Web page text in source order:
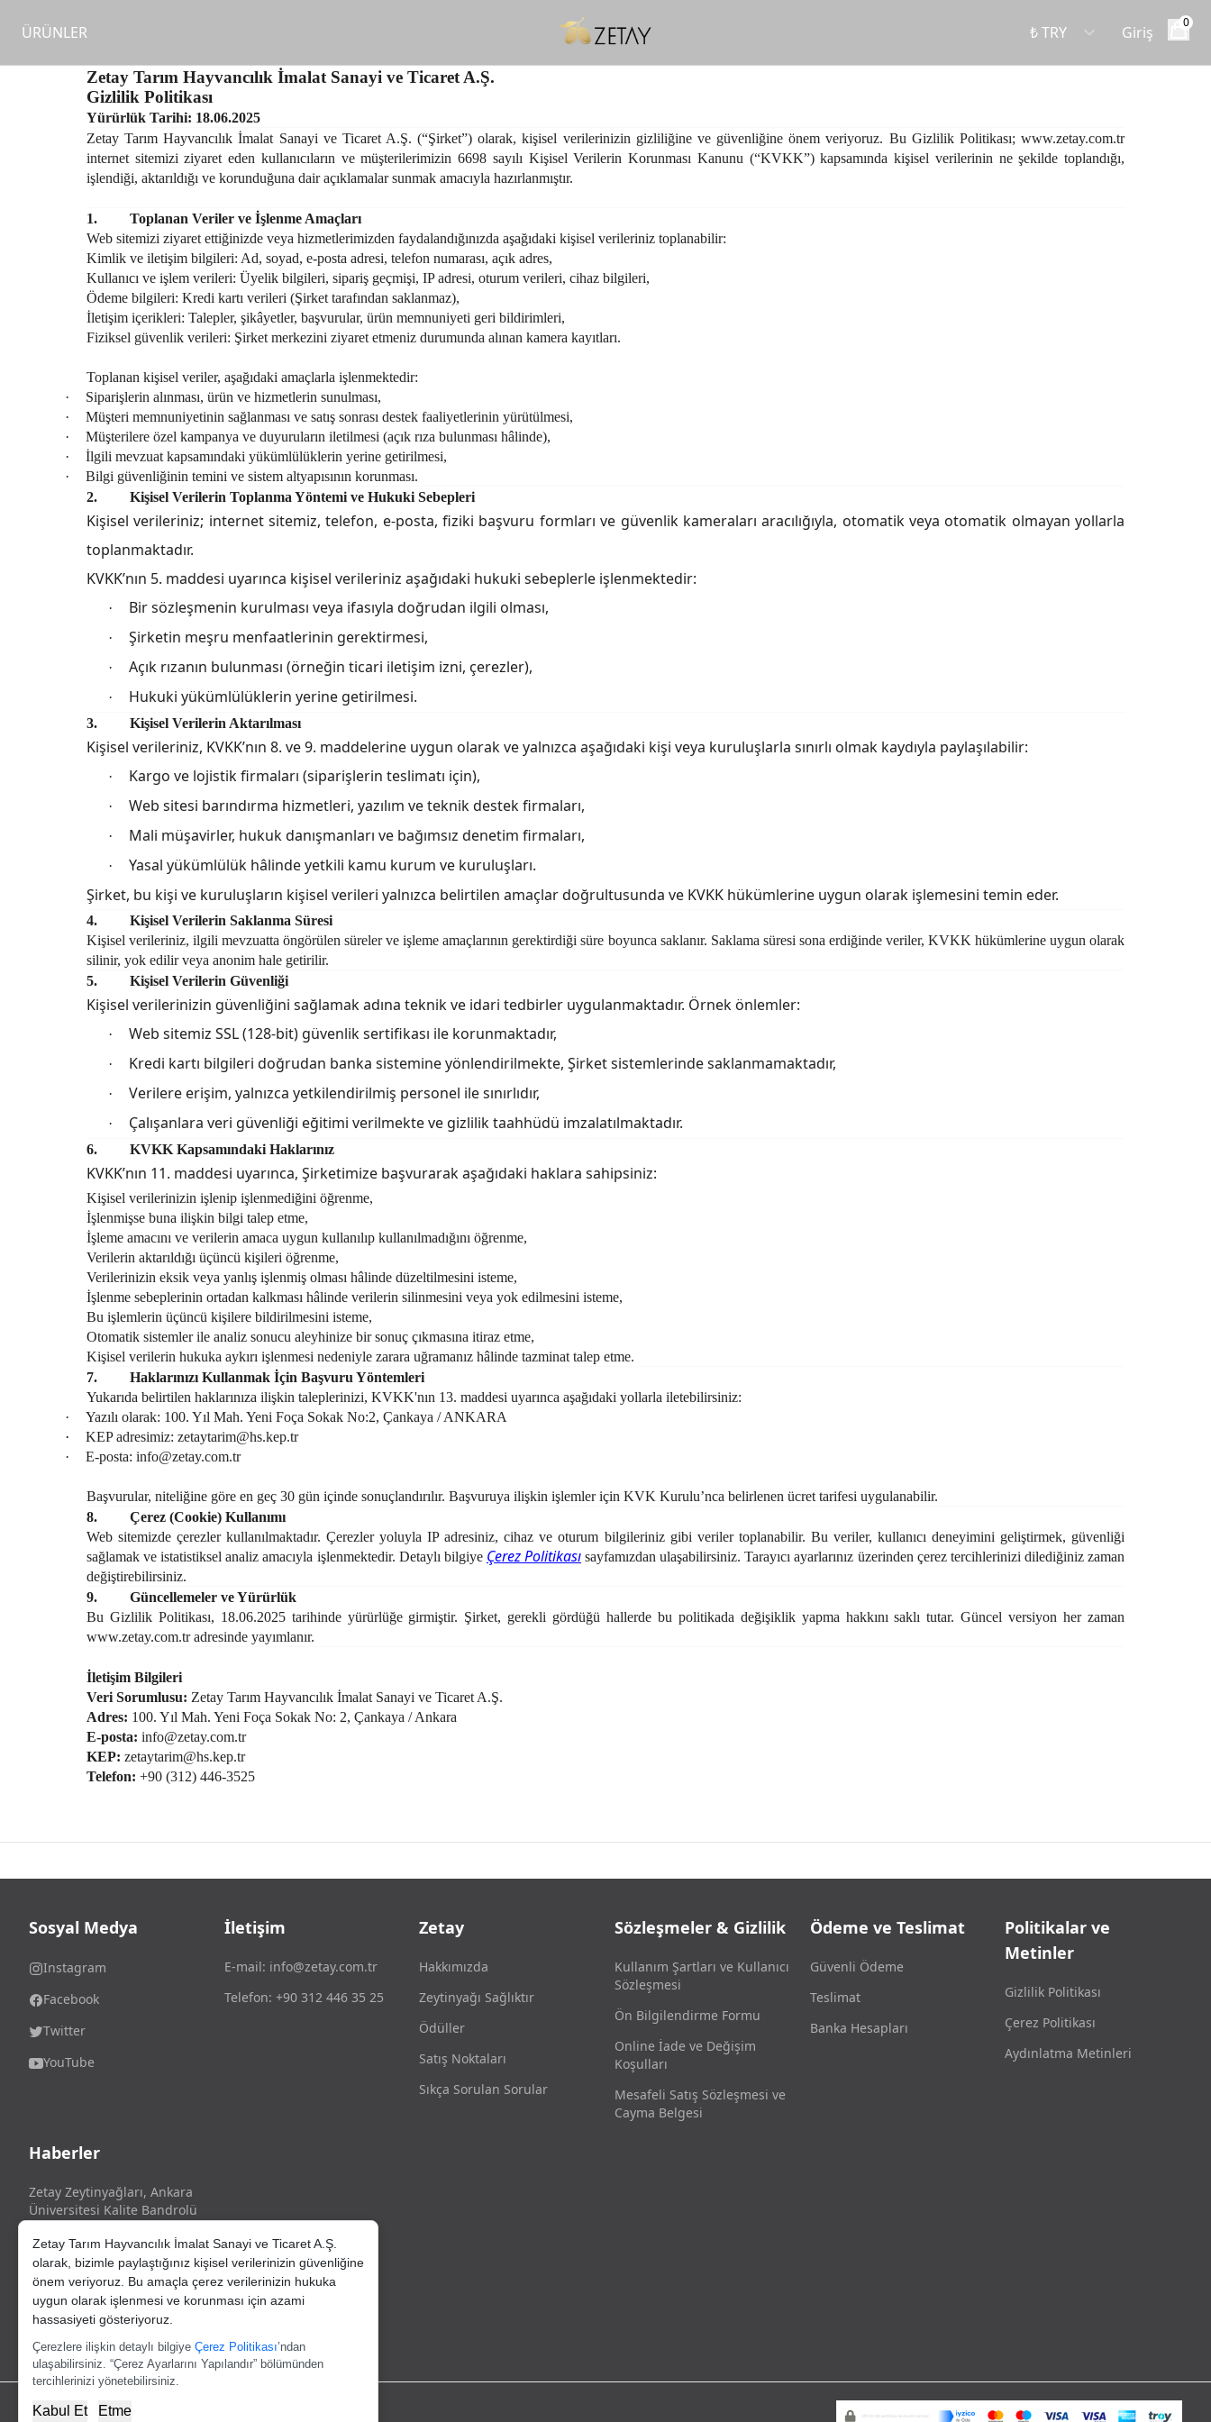
ÜRÜNLER Giriş
0
Zetay Tarım Hayvancılık İmalat Sanayi ve Ticaret A.Ş.
Gizlilik Politikası
Yürürlük Tarihi: 18.06.2025
Zetay Tarım Hayvancılık İmalat Sanayi ve Ticaret A.Ş. (“Şirket”) olarak, kişisel verilerinizin gizliliğine ve güvenliğine önem veriyoruz. Bu Gizlilik Politikası; www.zetay.com.tr
internet sitemizi ziyaret eden kullanıcıların ve müşterilerimizin 6698 sayılı Kişisel Verilerin Korunması Kanunu (“KVKK”) kapsamında kişisel verilerinin ne şekilde toplandığı,
işlendiği, aktarıldığı ve korunduğuna dair açıklamalar sunmak amacıyla hazırlanmıştır.
1.
Toplanan Veriler ve İşlenme Amaçları
Web sitemizi ziyaret ettiğinizde veya hizmetlerimizden faydalandığınızda aşağıdaki kişisel verileriniz toplanabilir:
Kimlik ve iletişim bilgileri: Ad, soyad, e-posta adresi, telefon numarası, açık adres,
Kullanıcı ve işlem verileri: Üyelik bilgileri, sipariş geçmişi, IP adresi, oturum verileri, cihaz bilgileri,
Ödeme bilgileri: Kredi kartı verileri (Şirket tarafından saklanmaz),
İletişim içerikleri: Talepler, şikâyetler, başvurular, ürün memnuniyeti geri bildirimleri,
Fiziksel güvenlik verileri: Şirket merkezini ziyaret etmeniz durumunda alınan kamera kayıtları.
Toplanan kişisel veriler, aşağıdaki amaçlarla işlenmektedir:
·
Siparişlerin alınması, ürün ve hizmetlerin sunulması,
·
Müşteri memnuniyetinin sağlanması ve satış sonrası destek faaliyetlerinin yürütülmesi,
·
Müşterilere özel kampanya ve duyuruların iletilmesi (açık rıza bulunması hâlinde),
·
İlgili mevzuat kapsamındaki yükümlülüklerin yerine getirilmesi,
·
Bilgi güvenliğinin temini ve sistem altyapısının korunması.
2.
Kişisel Verilerin Toplanma Yöntemi ve Hukuki Sebepleri
Kişisel verileriniz; internet sitemiz, telefon, e-posta, fiziki başvuru formları ve güvenlik kameraları aracılığıyla, otomatik veya otomatik olmayan yollarla
toplanmaktadır.
KVKK’nın 5. maddesi uyarınca kişisel verileriniz aşağıdaki hukuki sebeplerle işlenmektedir:
· Bir sözleşmenin kurulması veya ifasıyla doğrudan ilgili olması,
· Şirketin meşru menfaatlerinin gerektirmesi,
· Açık rızanın bulunması (örneğin ticari iletişim izni, çerezler),
· Hukuki yükümlülüklerin yerine getirilmesi.
3. Kişisel Verilerin Aktarılması
Kişisel verileriniz, KVKK’nın 8. ve 9. maddelerine uygun olarakve yalnızca aşağıdaki kişi veya kuruluşlarla sınırlı olmak kaydıyla paylaşılabilir:
· Kargo ve lojistik firmaları (siparişlerin teslimatı için),
· Web sitesi barındırma hizmetleri, yazılım ve teknik destek firmaları,
· Mali müşavirler, hukuk danışmanları ve bağımsız denetim firmaları,
·
Yasal yükümlülük hâlinde yetkili kamu kurum ve kuruluşları.
Şirket, bu kişi ve kuruluşların kişisel verileri yalnızca belirtilen amaçlar doğrultusunda ve KVKK hükümlerine uygun olarak işlemesini temin eder.
4.
Kişisel Verilerin Saklanma Süresi
Kişisel verileriniz, ilgili mevzuatta öngörülen süreler ve işleme amaçlarının gerektirdiği süre boyunca saklanır. Saklama süresi sona erdiğinde veriler, KVKK hükümlerine uygun olarak
silinir, yok edilir veya anonim hale getirilir.
5.
Kişisel Verilerin Güvenliği
Kişisel verilerinizin güvenliğini sağlamak adına teknik ve idari tedbirler uygulanmaktadır. Örnek önlemler:
· Web sitemiz SSL (128-bit) güvenlik sertifikası ile korunmaktadır,
· Kredi kartı bilgileri doğrudan banka sistemine yönlendirilmekte, Şirket sistemlerinde saklanmamaktadır,
· Verilere erişim, yalnızca yetkilendirilmiş personel ile sınırlıdır,
· Çalışanlara veri güvenliği eğitimi verilmekte ve gizlilik taahhüdü imzalatılmaktadır.
6. KVKK Kapsamındaki Haklarınız
KVKK’nın 11. maddesi uyarınca, Şirketimize başvurarak aşağıdaki haklara sahipsiniz:
Kişisel verilerinizin işlenip işlenmediğini öğrenme,
İşlenmişse buna ilişkin bilgi talep etme,
İşleme amacını ve verilerin amaca uygun kullanılıp kullanılmadığını öğrenme,
Verilerin aktarıldığı üçüncü kişileri öğrenme,
Verilerinizin eksik veya yanlış işlenmiş olması hâlinde düzeltilmesini isteme,
İşlenme sebeplerinin ortadan kalkması hâlinde verilerin silinmesini veya yok edilmesini isteme,
Bu işlemlerin üçüncü kişilere bildirilmesini isteme,
Otomatik sistemler ile analiz sonucu aleyhinize bir sonuç çıkmasına itiraz etme,
Kişisel verilerin hukuka aykırı işlenmesi nedeniyle zarara uğramanız hâlinde tazminat talep etme.
7.
Haklarınızı Kullanmak İçin Başvuru Yöntemleri
Yukarıda belirtilen haklarınıza ilişkin taleplerinizi, KVKK'nın 13. maddesi uyarınca aşağıdaki yollarla iletebilirsiniz:
·
Yazılı olarak: 100. Yıl Mah. Yeni Foça Sokak No:2, Çankaya / ANKARA
·
KEP adresimiz: zetaytarim@hs.kep.tr
·
E-posta: info@zetay.com.tr
Başvurular, niteliğine göre en geç 30 gün içinde sonuçlandırılır. Başvuruya ilişkin işlemler için KVK Kurulu’nca belirlenen ücret tarifesi uygulanabilir.
8.
Çerez (Cookie) Kullanımı
Web sitemizde çerezler kullanılmaktadır. Çerezler yoluyla IP adresiniz, cihaz ve oturum bilgileriniz gibi veriler toplanabilir. Bu veriler, kullanıcı deneyimini geliştirmek, güvenliği
sağlamak ve istatistiksel analiz amacıyla işlenmektedir. Detaylı bilgiye Çerez Politikası sayfamızdan ulaşabilirsiniz. Tarayıcı ayarlarınız üzerinden çerez tercihlerinizi dilediğiniz zaman
değiştirebilirsiniz.
9.
Güncellemeler ve Yürürlük
Bu Gizlilik Politikası, 18.06.2025 tarihinde yürürlüğe girmiştir. Şirket, gerekli gördüğü hallerde bu politikada değişiklik yapma hakkını saklı tutar. Güncel versiyon her zaman
www.zetay.com.tradresinde yayımlanır.
İletişim Bilgileri
Veri Sorumlusu: Zetay Tarım Hayvancılık İmalat Sanayi ve Ticaret A.Ş.
Adres: 100. Yıl Mah. Yeni Foça Sokak No: 2, Çankaya / Ankara
E-posta: info@zetay.com.tr
KEP: zetaytarim@hs.kep.tr
Telefon: +90 (312) 446-3525
Zetay Tarım Hayvancılık İmalat Sanayi ve Ticaret A.Ş.
olarak, bizimle paylaştığınız kişisel verilerinizin güvenliğine
önem veriyoruz. Bu amaçla çerez verilerinizin hukuka
uygun olarak işlenmesi ve korunması için azami
hassasiyeti gösteriyoruz.
Çerezlere ilişkin detaylı bilgiye Çerez Politikası’ndan
ulaşabilirsiniz. “Çerez Ayarlarını Yapılandır” bölümünden
tercihlerinizi yönetebilirsiniz.
Kabul Et Etme
Sosyal Medya
Instagram
Facebook
Twitter
YouTube
İletişim
E-mail: info@zetay.com.tr
Telefon: +90 312 446 35 25
Zetay
Hakkımızda
Zeytinyağı Sağlıktır
Ödüller
Satış Noktaları
Sıkça Sorulan Sorular
Sözleşmeler & Gizlilik
Kullanım Şartları ve Kullanıcı
Sözleşmesi
Ön Bilgilendirme Formu
Online İade ve Değişim
Koşulları
Mesafeli Satış Sözleşmesi ve
Cayma Belgesi
Ödeme ve Teslimat
Güvenli Ödeme
Teslimat
Banka Hesapları
Politikalar ve
Metinler
Gizlilik Politikası
Çerez Politikası
Aydınlatma Metinleri
Haberler
Zetay Zeytinyağları, Ankara
Üniversitesi Kalite Bandrolü
Gate of Tec Resmi Distribütörüdür.
Copyright © 2025